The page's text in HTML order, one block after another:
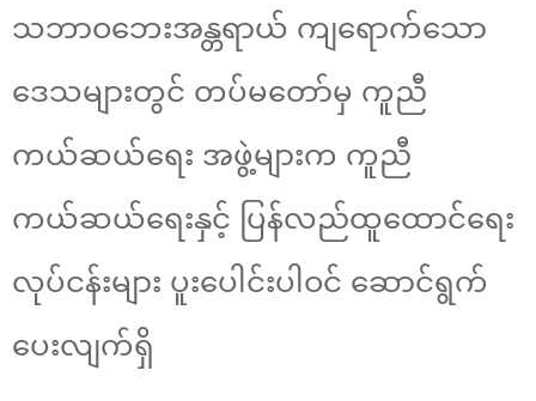
သဘာဝဘေးအန္တရာယ် ကျရောက်သော
ဒေသများတွင် တပ်မတော်မှ ကူညီ
ကယ်ဆယ်ရေး အဖွဲ့များက ကူညီ
ကယ်ဆယ်ရေးနှင့် ပြန်လည်ထူထောင်ရေး
လုပ်ငန်းများ ပူးပေါင်းပါဝင် ဆောင်ရွက်
ပေးလျက်ရှိ